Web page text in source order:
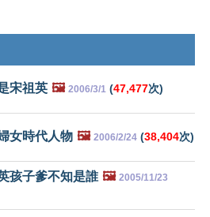
宋祖英 🖼️ 2006/3/1 (47,477次)
女時代人物 🖼️ 2006/2/24 (38,404次)
孩子爹不知是誰 🖼️ 2005/11/23